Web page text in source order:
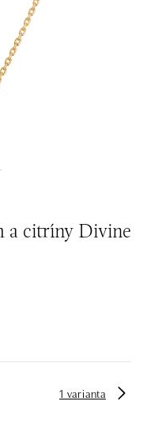
a citríny Divine
1 varianta